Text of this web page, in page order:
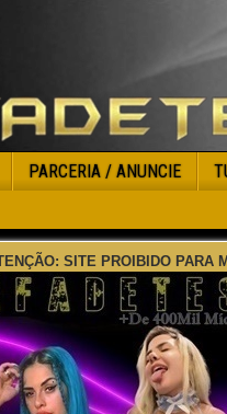
PARCERIA / ANUNCIE
SITE PROIBIDO PARA